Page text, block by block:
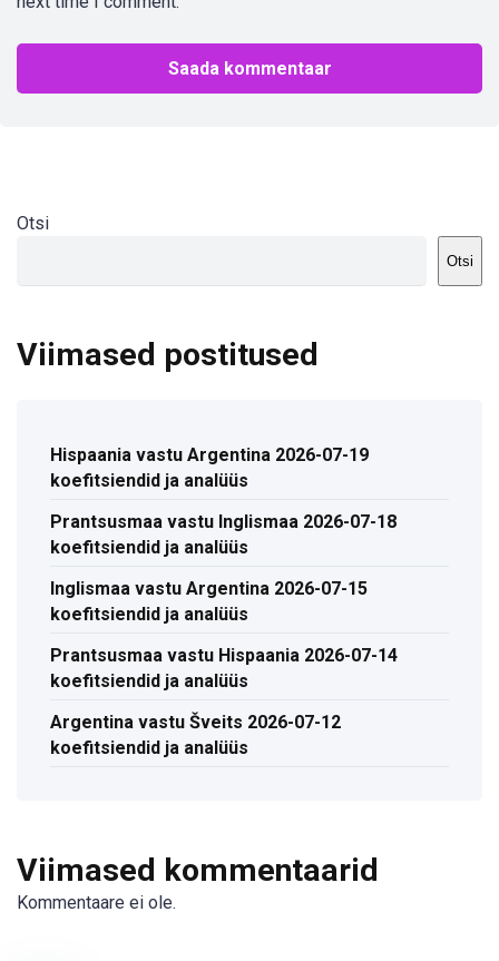
Otsi
Otsi
Viimased postitused
Hispaania vastu Argentina 2026-07-19
koefitsiendid ja analüüs
Prantsusmaa vastu Inglismaa 2026-07-18
koefitsiendid ja analüüs
Inglismaa vastu Argentina 2026-07-15
koefitsiendid ja analüüs
Prantsusmaa vastu Hispaania 2026-07-14
koefitsiendid ja analüüs
Argentina vastu Šveits 2026-07-12
koefitsiendid ja analüüs
Viimased kommentaarid
Kommentaare ei ole.